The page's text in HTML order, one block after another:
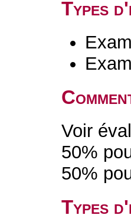
Types
Voir
50%
50%
Types